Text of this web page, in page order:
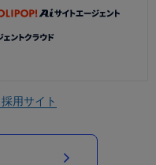
採用サイト